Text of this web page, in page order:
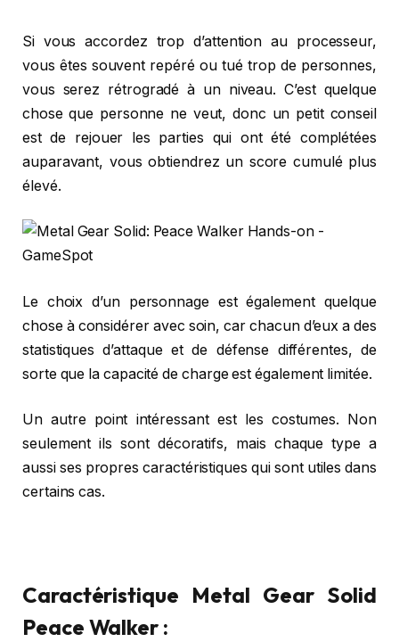
Si vous accordez trop d’attention au processeur,
vous êtes souvent repéré ou tué trop de personnes,
vous serez rétrogradé à un niveau. C’est quelque
chose que personne ne veut, donc un petit conseil
est de rejouer les parties qui ont été complétées
auparavant, vous obtiendrez un score cumulé plus
élevé.
Le choix d’un personnage est également quelque
chose à considérer avec soin, car chacun d’eux a des
statistiques d’attaque et de défense différentes, de
sorte que la capacité de charge est également limitée.
Un autre point intéressant est les costumes. Non
seulement ils sont décoratifs, mais chaque type a
aussi ses propres caractéristiques qui sont utiles dans
certains cas.
Caractéristique Metal Gear Solid
Peace Walker :